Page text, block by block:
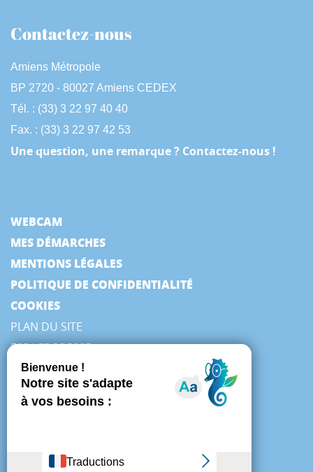
Contactez-nous
Amiens Métropole
BP 2720 - 80027 Amiens CEDEX
Tél. : (33) 3 22 97 40 40
Fax. : (33) 3 22 97 42 53
Une question, une remarque ? Contactez-nous !
WEBCAM
MES DÉMARCHES
MENTIONS LÉGALES
POLITIQUE DE CONFIDENTIALITÉ
COOKIES
PLAN DU SITE
ESPACE PRESSE